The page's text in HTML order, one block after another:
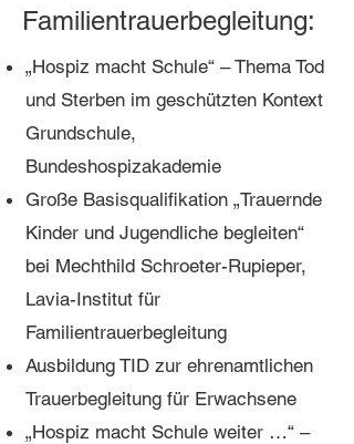
Familientrauerbegleitung:
„Hospiz macht Schule“ – Thema Tod
und Sterben im geschützten Kontext
Grundschule,
Bundeshospizakademie
Große Basisqualifikation „Trauernde
Kinder und Jugendliche begleiten“
bei Mechthild Schroeter-Rupieper,
Lavia-Institut für
Familientrauerbegleitung
Ausbildung TID zur ehrenamtlichen
Trauerbegleitung für Erwachsene
„Hospiz macht Schule weiter …“ –